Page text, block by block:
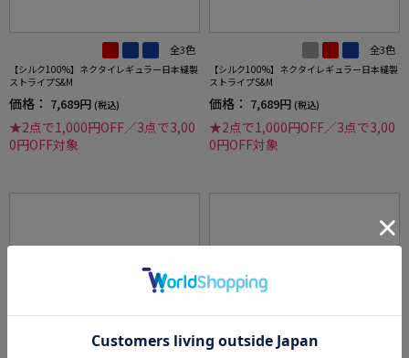
全3色
【シルク100%】ネクタイレギュラー日本縫製
ストライプS&M
価格： 7,689円 (税込)
★2点で1,000円OFF／3点で3,00
0円OFF対象
全3色
【シルク100%】ネクタイレギュラー日本縫製
ストライプS&M
価格： 7,689円 (税込)
★2点で1,000円OFF／3点で3,00
0円OFF対象